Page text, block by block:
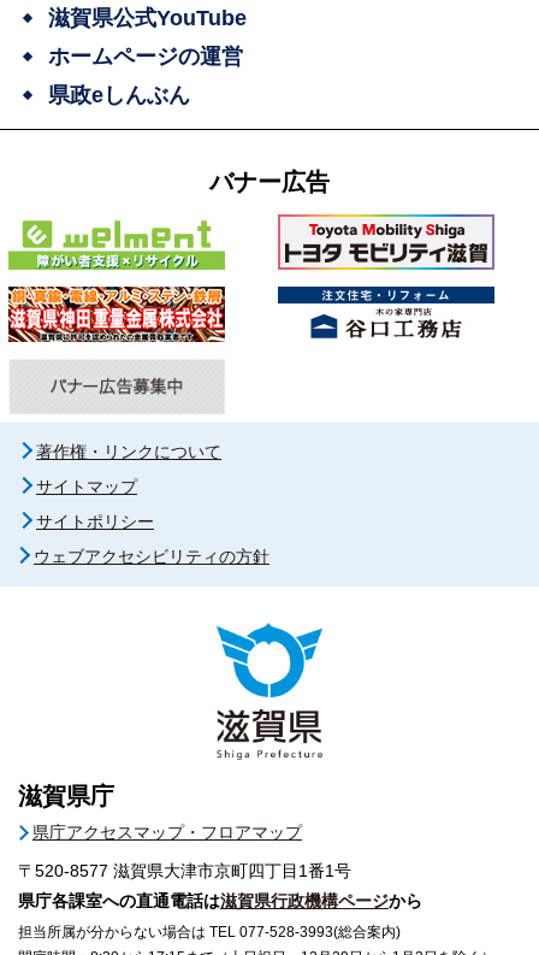
滋賀県公式YouTube
ホームページの運営
県政eしんぶん
バナー広告
著作権・リンクについて
サイトマップ
サイトポリシー
ウェブアクセシビリティの方針
滋賀県庁
県庁アクセスマップ・フロアマップ
〒520-8577 滋賀県大津市京町四丁目1番1号
県庁各課室への直通電話は滋賀県行政機構ページから
担当所属が分からない場合は TEL 077-528-3993(総合案内)